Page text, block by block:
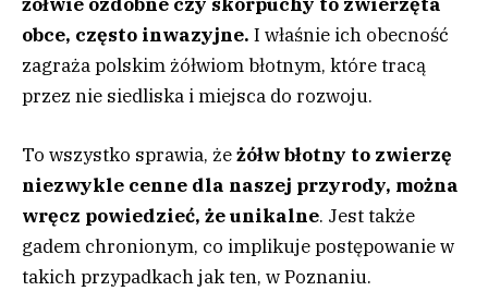
obce, często inwazyjne. I właśnie ich obecność
zagraża polskim żółwiom błotnym, które tracą
przez nie siedliska i miejsca do rozwoju.
To wszystko sprawia, żeżółw błotny to zwierzę
niezwykle cenne dla naszej przyrody, można
wręcz powiedzieć, że unikalne. Jest także
gadem chronionym, co implikuje postępowanie w
takich przypadkach jak ten, w Poznaniu.